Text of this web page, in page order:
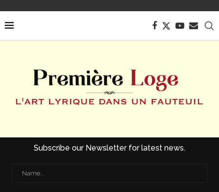
Subscribe our Newsletter for latest news.